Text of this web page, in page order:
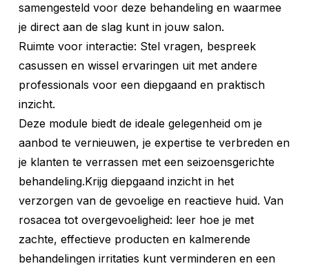
samengesteld voor deze behandeling en waarmee
je direct aan de slag kunt in jouw salon.
Ruimte voor interactie: Stel vragen, bespreek
casussen en wissel ervaringen uit met andere
professionals voor een diepgaand en praktisch
inzicht.
Deze module biedt de ideale gelegenheid om je
aanbod te vernieuwen, je expertise te verbreden en
je klanten te verrassen met een seizoensgerichte
behandeling.Krijg diepgaand inzicht in het
verzorgen van de gevoelige en reactieve huid. Van
rosacea tot overgevoeligheid: leer hoe je met
zachte, effectieve producten en kalmerende
behandelingen irritaties kunt verminderen en een